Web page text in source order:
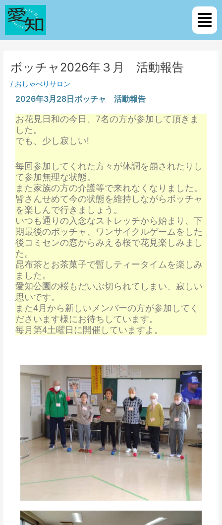
内
ス
メ
ニ
ュ
ー
ボッチャ2026年３月 活動報告
/ おしゃべりサロン
2026年3月28日ボッチャ 活動報告
お花見日和の今日、7名の方が参加して頂きま
した。
でも、少し寂しい!
毎回参加してくれた方々が体調を崩されたりし
て参加無理な状態。
また家族の方の介護等で来れなくなりました。
皆さんせめて今の状態を維持しながらボッチャ
を楽しんで行きましょう。
いつも通りの入念なストレッチから始まり、下
期最後のボッチャ、ワンサイクルゲームをした
後コミセンの窓からみえる桜で花見楽しみまし
た。
昆布茶とお茶菓子で暫しティータイムを楽しみ
ました。
愛知公園の桜もだいぶ切られてしまい、寂しい
思いです。
また4月から新しいメンバーの方が参加してく
ださいます様にお待ちしています。
毎月第4土曜日に開催していますよ。
Post
navigation